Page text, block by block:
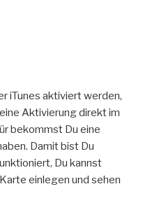
iTunes aktiviert werden,
Aktivierung direkt im
bekommst Du eine
Damit bist Du
Du kannst
einlegen und sehen